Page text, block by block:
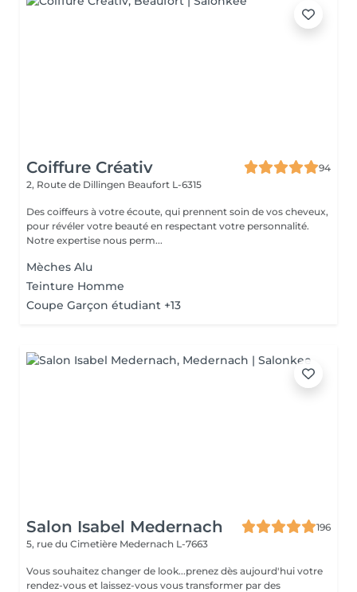
Coiffure Créativ
94
2, Route de Dillingen Beaufort L-6315
Des coiffeurs à votre écoute, qui prennent soin de vos cheveux,
pour révéler votre beauté en respectant votre personnalité.
Notre expertise nous perm...
Mèches Alu
Teinture Homme
Coupe Garçon étudiant +13
Salon Isabel Medernach
196
5, rue du Cimetière Medernach L-7663
Vous souhaitez changer de look...prenez dès aujourd'hui votre
rendez-vous et laissez-vous vous transformer par des